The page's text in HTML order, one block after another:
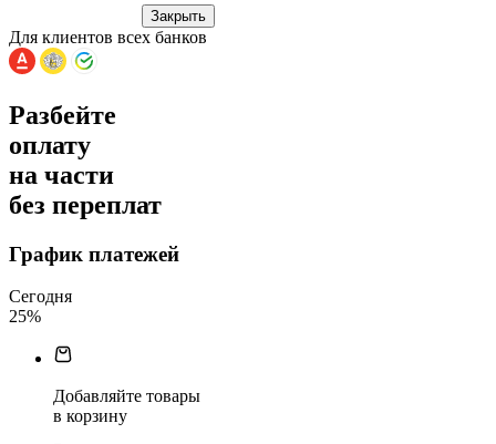
Закрыть
Для клиентов всех банков
Разбейте
оплату
на части
без переплат
График платежей
Сегодня
25%
Добавляйте товары
в корзину